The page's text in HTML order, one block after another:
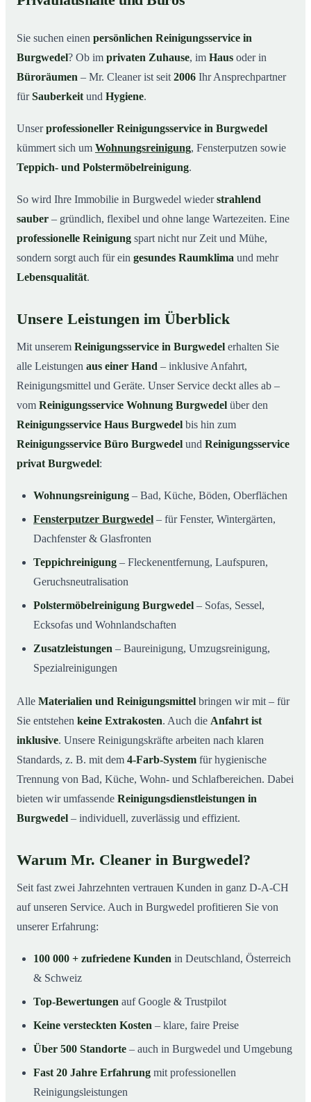
04So einfach funktioniert’s
Typische Anlässe für einen Reinigungsservice
08So arbeitet ein Reinigungsservice in Burgwedel
wirklich
Sie suchen einen persönlichen Reinigungsservice in
Burgwedel? Ob im privaten Zuhause, im Haus oder in
Büroräumen – Mr. Cleaner ist seit 2006 Ihr Ansprechpartner
fürSauberkeit und Hygiene.
Unserprofessioneller Reinigungsservice in Burgwedel
kümmert sich um Wohnungsreinigung, Fensterputzen sowie
Teppich- und Polstermöbelreinigung.
So wird Ihre Immobilie in Burgwedel wiederstrahlend
sauber – gründlich, flexibel und ohne lange Wartezeiten. Eine
professionelle Reinigung spart nicht nur Zeit und Mühe,
sondern sorgt auch für ein gesundes Raumklima und mehr
Lebensqualität.
Unsere Leistungen im Überblick
Mit unserem Reinigungsservice in Burgwedel erhalten Sie
alle Leistungen aus einer Hand – inklusive Anfahrt,
Reinigungsmittel und Geräte. Unser Service deckt alles ab –
vom Reinigungsservice Wohnung Burgwedel über den
Reinigungsservice Haus Burgwedel bis hin zum
Reinigungsservice Büro Burgwedel und Reinigungsservice
privat Burgwedel:
Wohnungsreinigung – Bad, Küche, Böden, Oberflächen
Fensterputzer Burgwedel – für Fenster, Wintergärten,
Dachfenster & Glasfronten
Teppichreinigung – Fleckenentfernung, Laufspuren,
Geruchsneutralisation
Polstermöbelreinigung Burgwedel – Sofas, Sessel,
Ecksofas und Wohnlandschaften
Zusatzleistungen – Baureinigung, Umzugsreinigung,
Spezialreinigungen
Alle Materialien und Reinigungsmittel bringen wir mit – für
Sie entstehen keine Extrakosten. Auch die Anfahrt ist
inklusive. Unsere Reinigungskräfte arbeiten nach klaren
Standards, z. B. mit dem 4-Farb-System für hygienische
Trennung von Bad, Küche, Wohn- und Schlafbereichen. Dabei
bieten wir umfassende Reinigungsdienstleistungen in
Burgwedel – individuell, zuverlässig und effizient.
Warum Mr. Cleaner in Burgwedel?
Seit fast zwei Jahrzehnten vertrauen Kunden in ganz D-A-CH
auf unseren Service. Auch in Burgwedel profitieren Sie von
unserer Erfahrung:
100 000 + zufriedene Kunden in Deutschland, Österreich
& Schweiz
Top-Bewertungen auf Google & Trustpilot
Keine versteckten Kosten – klare, faire Preise
Über 500 Standorte – auch in Burgwedel und Umgebung
Fast 20 Jahre Erfahrung mit professionellen
Reinigungsleistungen